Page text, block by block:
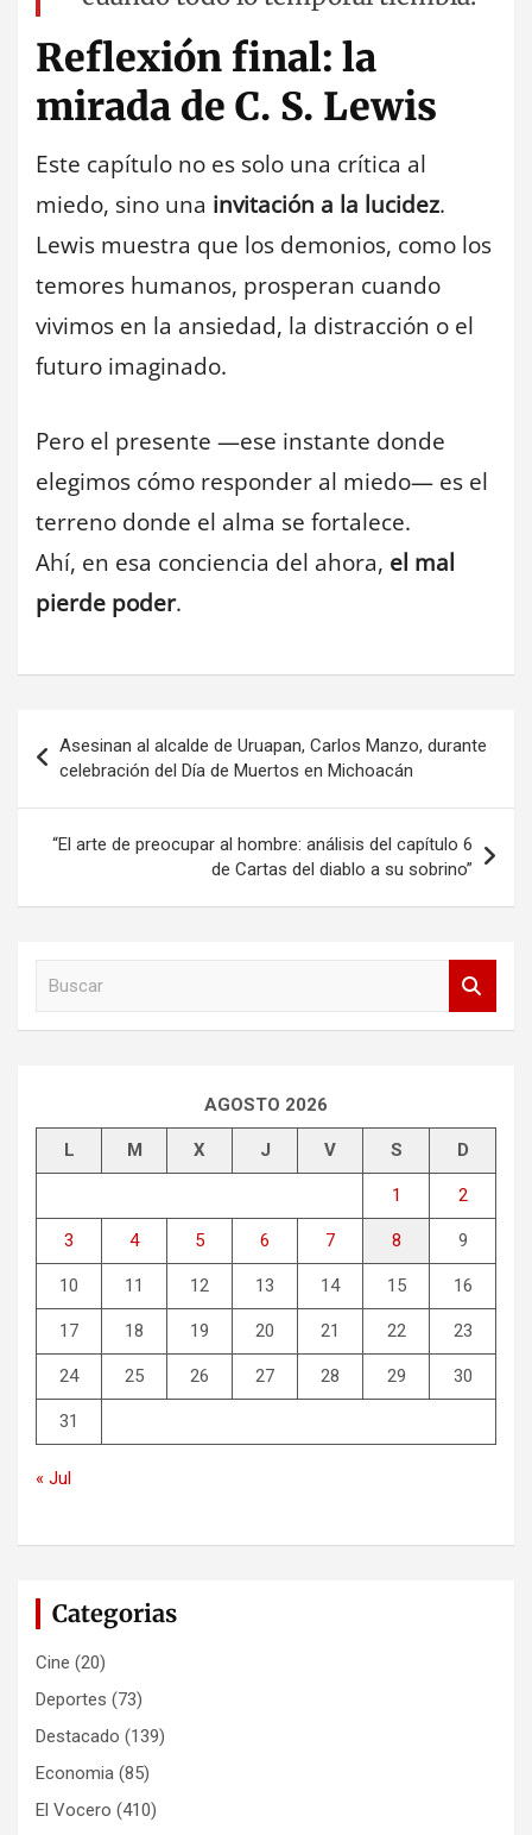
Reflexión final: la
mirada de C. S. Lewis
Este capítulo no es solo una crítica al
miedo, sino una invitación a la lucidez.
Lewis muestra que los demonios, como los
temores humanos, prosperan cuando
vivimos en la ansiedad, la distracción o el
futuro imaginado.
Pero el presente —ese instante donde
elegimos cómo responder al miedo— es el
terreno donde el alma se fortalece.
Ahí, en esa conciencia del ahora, el mal
pierde poder.
Navegación
de
entradas
Asesinan al alcalde de Uruapan, Carlos Manzo, durante
celebración del Día de Muertos en Michoacán
“El arte de preocupar al hombre: análisis del capítulo 6
de Cartas del diablo a su sobrino”
AGOSTO 2026
L M X J V S D
1 2
3 4 5 6 7 8 9
10 11 12 13 14 15 16
17 18 19 20 21 22 23
24 25 26 27 28 29 30
31
« Jul
Categorias
Cine (20)
Deportes (73)
Destacado (139)
Economia (85)
El Vocero (410)